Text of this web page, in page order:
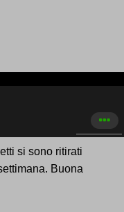
si sono ritirati
Buona